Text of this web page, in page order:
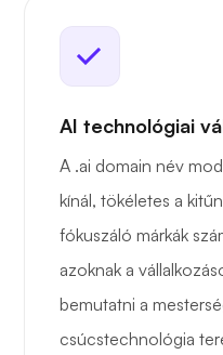
AI technológiai
A .ai domain név
kínál, tökéletes a
fókuszáló márkák
azoknak a
bemutatni a
csúcstechnológia